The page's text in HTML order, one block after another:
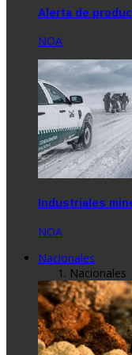
Alerta de
NOA
Industriales
NOA
Nacionales
Nacionales